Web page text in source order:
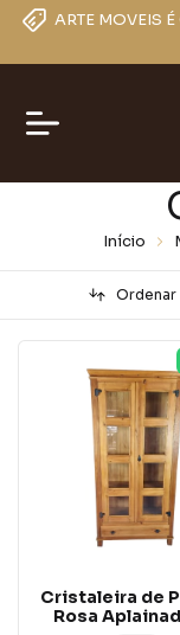
ARTE MOVEIS
Início
Ordenar
Cristaleira de
Rosa